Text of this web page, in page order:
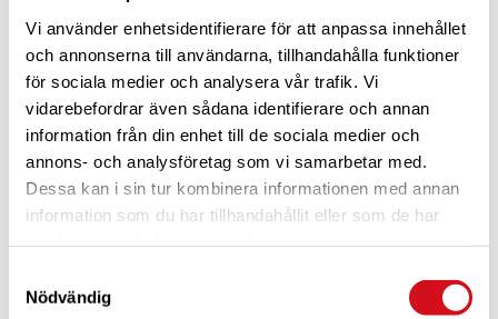
Vi använder enhetsidentifierare för att anpassa innehållet
och annonserna till användarna, tillhandahålla funktioner
för sociala medier och analysera vår trafik. Vi
vidarebefordrar även sådana identifierare och annan
information från din enhet till de sociala medier och
annons- och analysföretag som vi samarbetar med.
Dessa kan i sin tur kombinera informationen med annan
information som du har tillhandahållit eller som de har
Nödvändig
För dig som är blivande ny medlemTa del av alla förmåner.
Bli medlem idag.